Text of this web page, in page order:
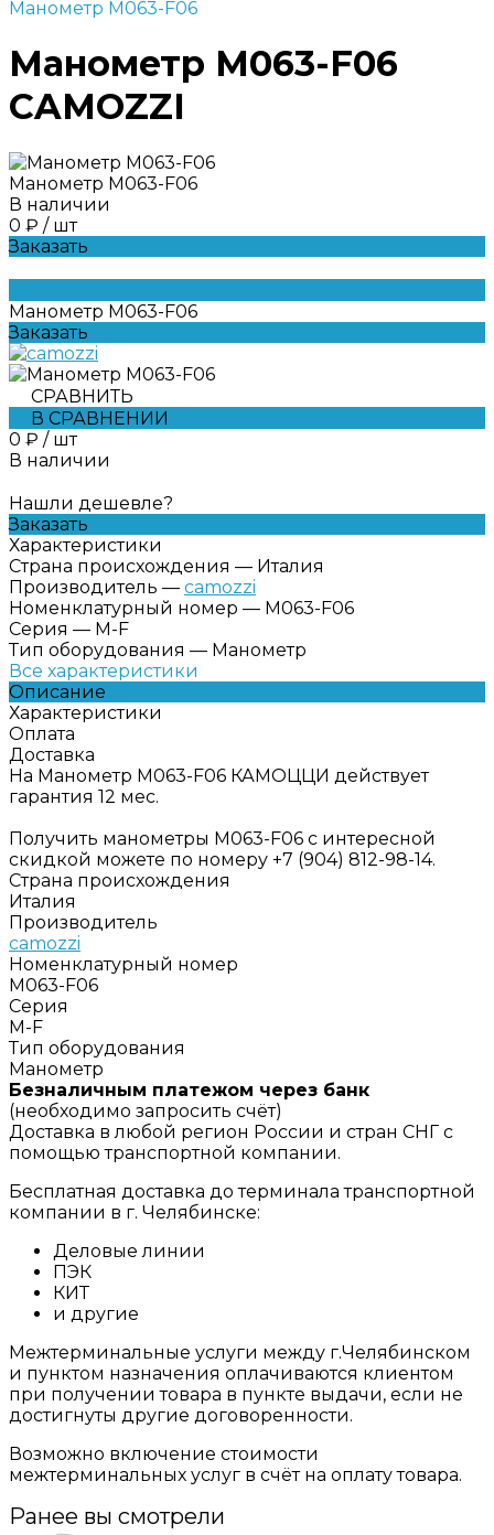
Манометр M063-F06
Манометр M063-F06
CAMOZZI
Манометр M063-F06
В наличии
0 ₽ / шт
Заказать
Манометр M063-F06
Заказать
СРАВНИТЬ
В СРАВНЕНИИ
0 ₽ / шт
В наличии
Нашли дешевле?
Заказать
Характеристики
Страна происхождения — Италия
Производитель — camozzi
Номенклатурный номер — M063-F06
Серия — M-F
Тип оборудования — Манометр
Все характеристики
Описание
Характеристики
Оплата
Доставка
На Манометр M063-F06 КАМОЦЦИ действует
гарантия 12 мес.
Получить манометры M063-F06 с интересной
скидкой можете по номеру +7 (904) 812-98-14.
Страна происхождения
Италия
Производитель
camozzi
Номенклатурный номер
M063-F06
Серия
M-F
Тип оборудования
Манометр
Безналичным платежом через банк
(необходимо запросить счёт)
Доставка в любой регион России и стран СНГ с
помощью транспортной компании.
Бесплатная доставка до терминала транспортной
компании в г. Челябинске:
Деловые линии
ПЭК
КИТ
и другие
Межтерминальные услуги между г.Челябинском
и пунктом назначения оплачиваются клиентом
при получении товара в пункте выдачи, если не
достигнуты другие договоренности.
Возможно включение стоимости
межтерминальных услуг в счёт на оплату товара.
Ранее вы смотрели